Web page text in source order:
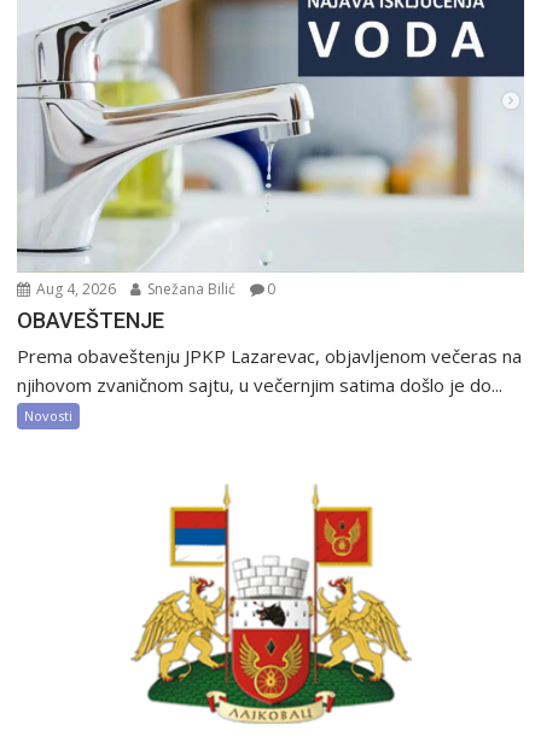
Aug 4, 2026 Snežana Bilić 0
OBAVEŠTENJE
Prema obaveštenju JPKP Lazarevac, objavljenom večeras na
njihovom zvaničnom sajtu, u večernjim satima došlo je do...
Novosti